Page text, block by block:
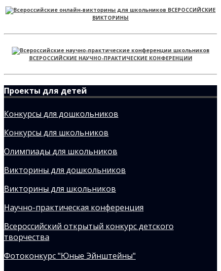
ВСЕРОССИЙСКИЕ
ВИКТОРИНЫ
ВСЕРОССИЙСКИЕ НАУЧНО-ПРАКТИЧЕСКИЕ КОНФЕРЕНЦИИ
Проекты для детей
Конкурсы для дошкольников
Конкурсы для школьников
Олимпиады для школьников
Викторины для дошкольников
Викторины для школьников
Научно-практическая конференция
Всероссийский открытый конкурс детского
творчества
Фотоконкурс "Юные Эйнштейны"